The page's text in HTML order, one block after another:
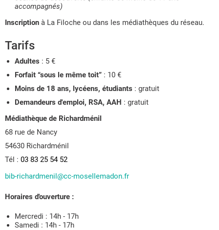
accompagnés)
Inscription à La Filoche ou dans les médiathèques du réseau.
Tarifs
Adultes : 5 €
Forfait “sous le même toit” : 10 €
Moins de 18 ans, lycéens, étudiants : gratuit
Demandeurs d'emploi, RSA, AAH : gratuit
Médiathèque de Richardménil
68 rue de Nancy
54630 Richardménil
Tél : 03 83 25 54 52
bib-richardmenil@cc-mosellemadon.fr
Horaires d'ouverture :
Mercredi : 14h - 17h
Samedi : 14h - 17h